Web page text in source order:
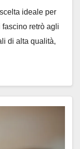
ideale per
retrò agli
di alta qualità,